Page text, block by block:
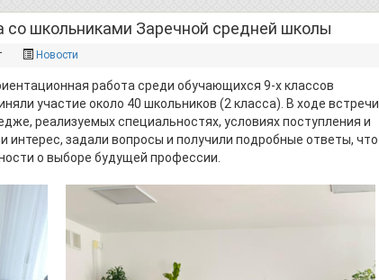
со школьниками Заречной средней школы
Новости
работа среди обучающихся 9-х классов
участие около 40 школьников (2 класса). В ходе встречи
реализуемых специальностях, условиях поступления и
интерес, задали вопросы и получили подробные ответы, что
о выборе будущей профессии.